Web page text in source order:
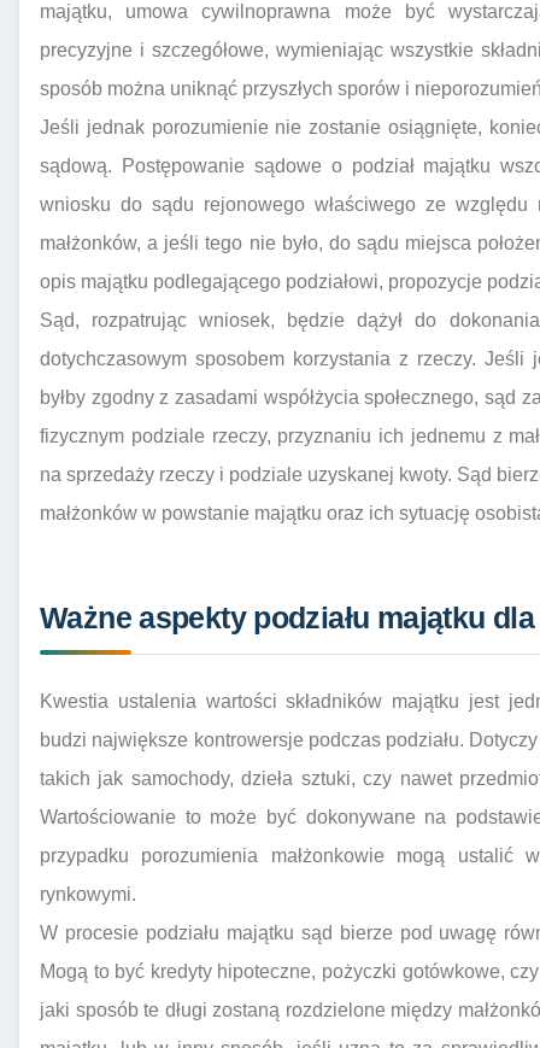
majątku, umowa cywilnoprawna może być
precyzyjne i szczegółowe, wymieniając wszystkie
sposób można uniknąć przyszłych sporów i
Jeśli jednak porozumienie nie zostanie osiągnięte,
sądową. Postępowanie sądowe o podział majątku
wniosku do sądu rejonowego właściwego ze
małżonków, a jeśli tego nie było, do sądu miejsca
opis majątku podlegającego podziałowi, propozycje
Sąd, rozpatrując wniosek, będzie dążył do
dotychczasowym sposobem korzystania z rzeczy.
byłby zgodny z zasadami współżycia społecznego, sąd
fizycznym podziale rzeczy, przyznaniu ich jednemu z
na sprzedaży rzeczy i podziale uzyskanej kwoty. Sąd
małżonków w powstanie majątku oraz ich sytuację
Ważne aspekty podziału majątku
Kwestia ustalenia wartości składników majątku jest
budzi największe kontrowersje podczas podziału.
takich jak samochody, dzieła sztuki, czy nawet
Wartościowanie to może być dokonywane na
przypadku porozumienia małżonkowie mogą ustalić
rynkowymi.
W procesie podziału majątku sąd bierze pod uwagę
Mogą to być kredyty hipoteczne, pożyczki gotówkowe,
jaki sposób te długi zostaną rozdzielone między